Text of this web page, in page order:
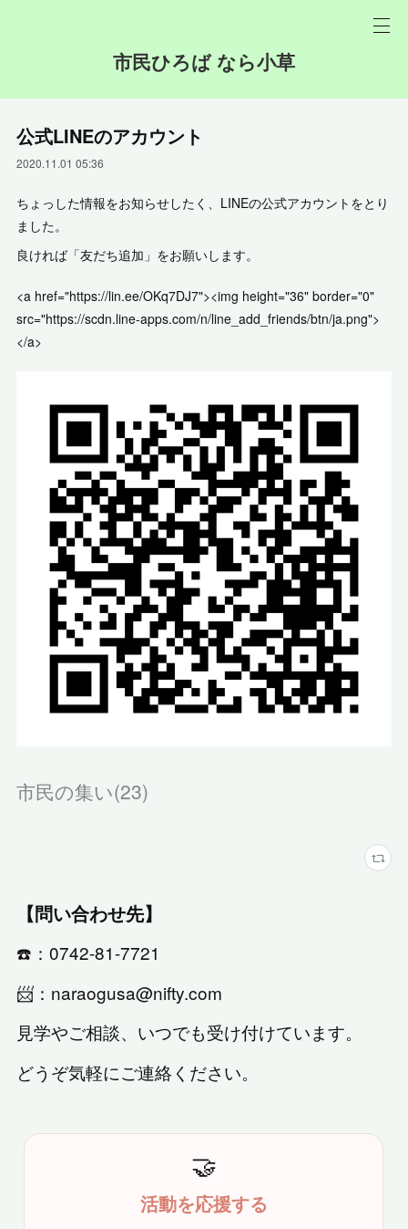
市民ひろば なら小草
公式LINEのアカウント
2020.11.01 05:36
ちょっした情報をお知らせしたく、LINEの公式アカウントをとり
ました。
良ければ「友だち追加」をお願いします。
<a href="https://lin.ee/OKq7DJ7"><img height="36" border="0"
src="https://scdn.line-apps.com/n/line_add_friends/btn/ja.png">
</a>
市民の集い(23)
【問い合わせ先】
☎️：0742-81-7721
📨：naraogusa@nifty.com
見学やご相談、いつでも受け付けています。
どうぞ気軽にご連絡ください。